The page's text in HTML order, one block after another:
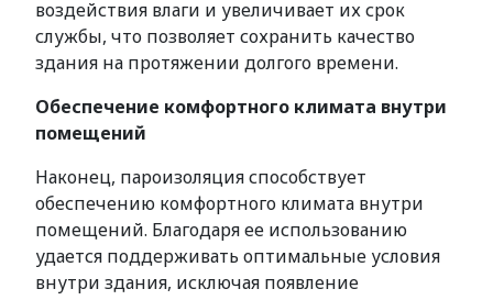
воздействия влаги и увеличивает их срок
службы, что позволяет сохранить качество
здания на протяжении долгого времени.
Обеспечение комфортного климата внутри
помещений
Наконец, пароизоляция способствует
обеспечению комфортного климата внутри
помещений. Благодаря ее использованию
удается поддерживать оптимальные условия
внутри здания, исключая появление